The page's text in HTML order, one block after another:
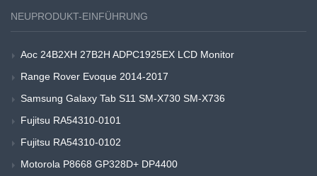
NEUPRODUKT-EINFÜHRUNG
Aoc 24B2XH 27B2H ADPC1925EX LCD Monitor
Range Rover Evoque 2014-2017
Samsung Galaxy Tab S11 SM-X730 SM-X736
Fujitsu RA54310-0101
Fujitsu RA54310-0102
Motorola P8668 GP328D+ DP4400